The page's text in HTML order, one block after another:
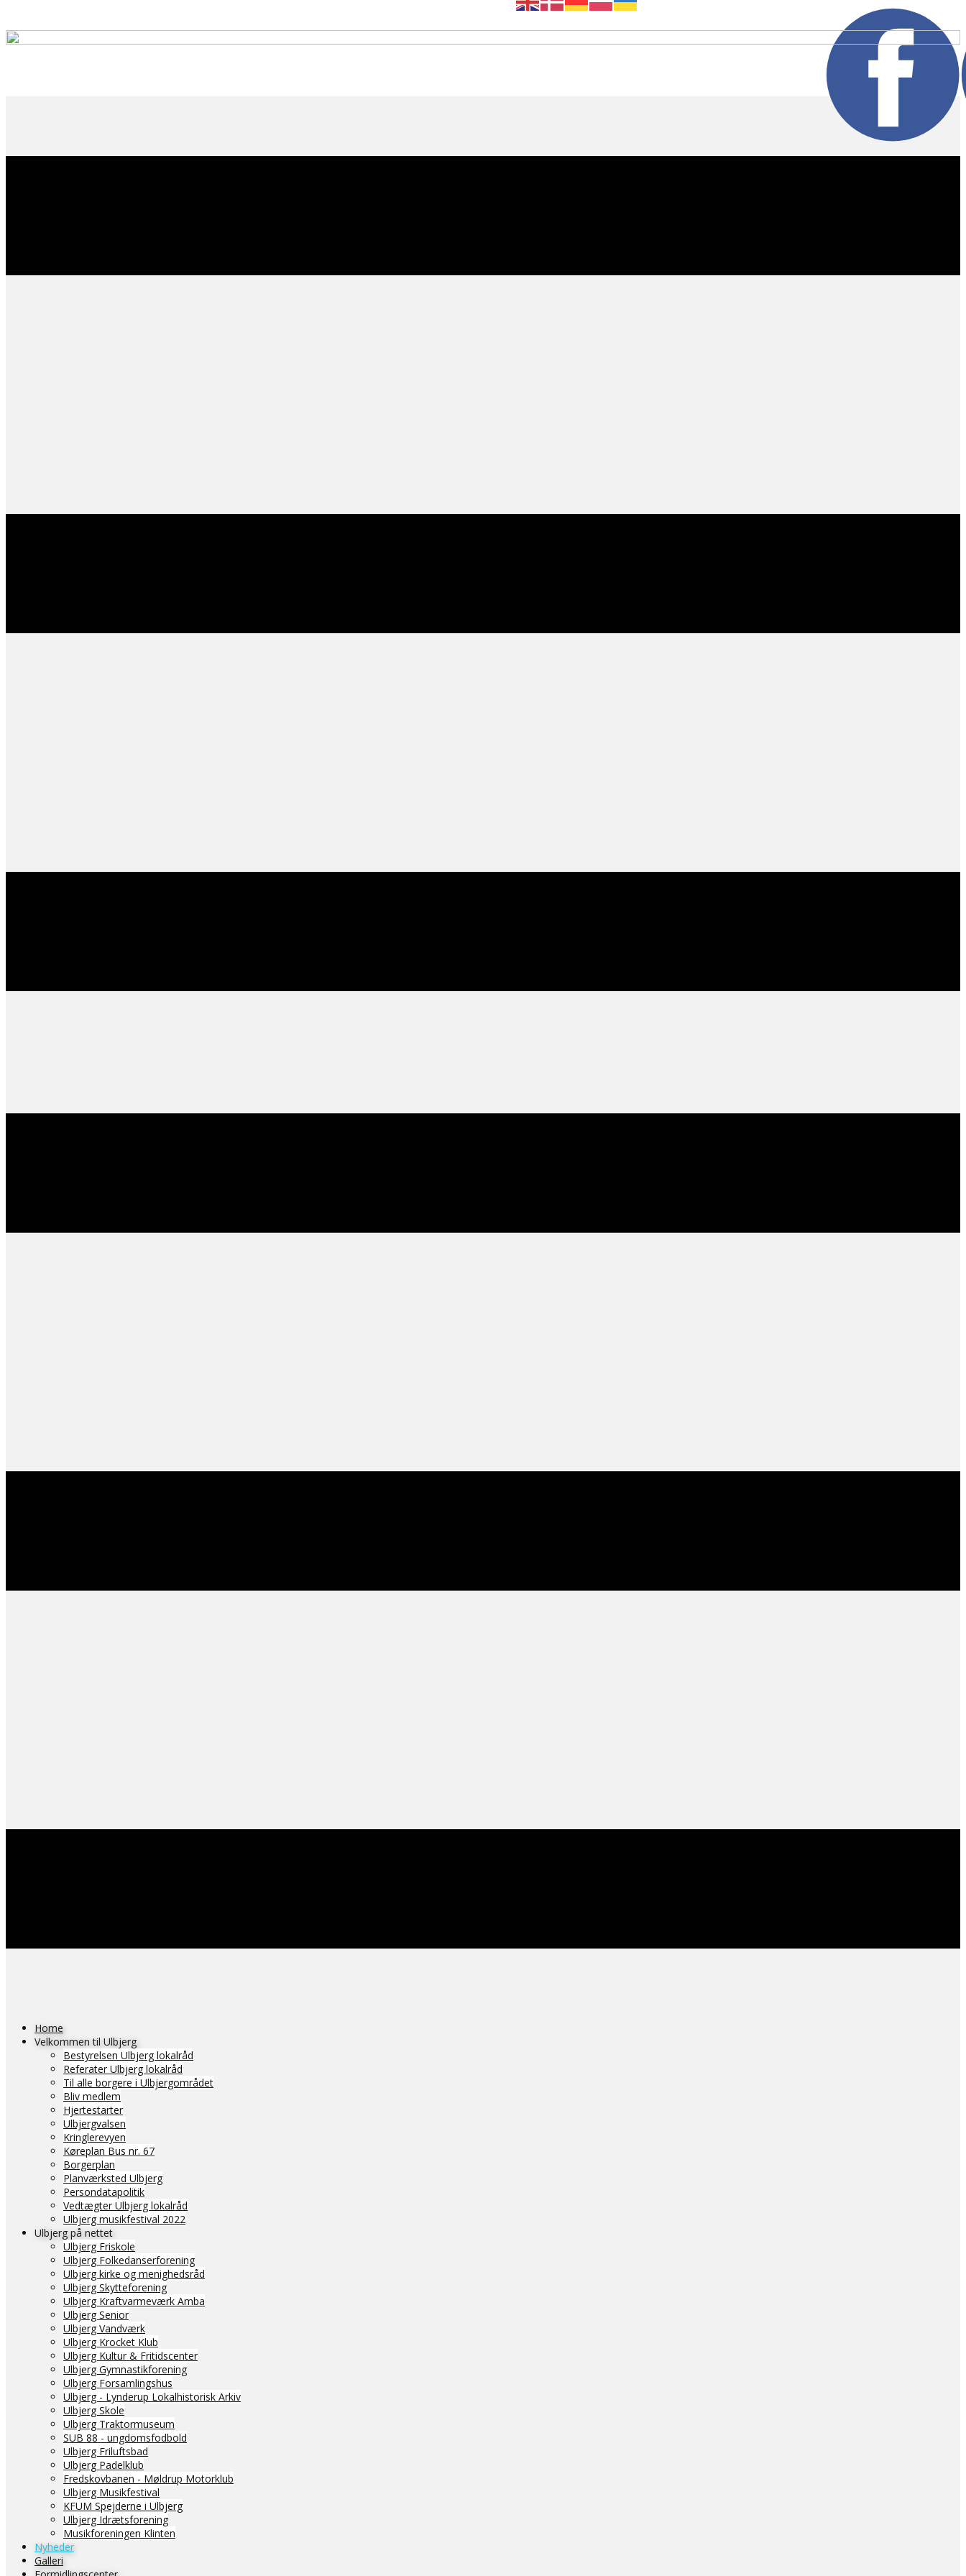
Home
Velkommen til Ulbjerg
Bestyrelsen Ulbjerg lokalråd
Referater Ulbjerg lokalråd
Til alle borgere i Ulbjergområdet
Bliv medlem
Hjertestarter
Ulbjergvalsen
Kringlerevyen
Køreplan Bus nr. 67
Borgerplan
Planværksted Ulbjerg
Persondatapolitik
Vedtægter Ulbjerg lokalråd
Ulbjerg musikfestival 2022
Ulbjerg på nettet
Ulbjerg Friskole
Ulbjerg Folkedanserforening
Ulbjerg kirke og menighedsråd
Ulbjerg Skytteforening
Ulbjerg Kraftvarmeværk Amba
Ulbjerg Senior
Ulbjerg Vandværk
Ulbjerg Krocket Klub
Ulbjerg Kultur & Fritidscenter
Ulbjerg Gymnastikforening
Ulbjerg Forsamlingshus
Ulbjerg - Lynderup Lokalhistorisk Arkiv
Ulbjerg Skole
Ulbjerg Traktormuseum
SUB 88 - ungdomsfodbold
Ulbjerg Friluftsbad
Ulbjerg Padelklub
Fredskovbanen - Møldrup Motorklub
Ulbjerg Musikfestival
KFUM Spejderne i Ulbjerg
Ulbjerg Idrætsforening
Musikforeningen Klinten
Nyheder
Galleri